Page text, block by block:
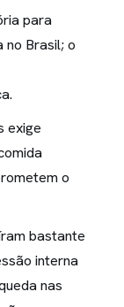
para
no Brasil; o
exige
o
bastante
interna
nas